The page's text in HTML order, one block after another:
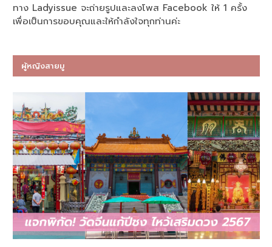
ทาง Ladyissue จะถ่ายรูปและลงโพส Facebook ให้ 1 ครั้ง
เพื่อเป็นการขอบคุณและให้กำลังใจทุกท่านค่ะ
ผู้หญิงสายมู